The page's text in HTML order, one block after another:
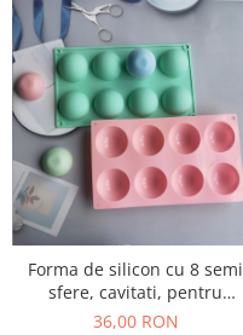
Forma de silicon cu 8 semi
sfere, cavitati, pentru
prajituri, ciocolata
36,00 RON